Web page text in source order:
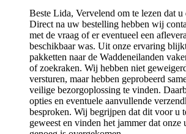
Beste Lida, Vervelend om te lezen dat u
Direct na uw bestelling hebben wij
met de vraag of er eventueel een
beschikbaar was. Uit onze ervaring
pakketten naar de Waddeneilanden
of zoekraken. Wij hebben niet
versturen, maar hebben geprobeerd
veilige bezorgoplossing te vinden.
opties en eventuele aanvullende
besproken. Wij begrijpen dat dit voor u
geweest en vinden het jammer dat